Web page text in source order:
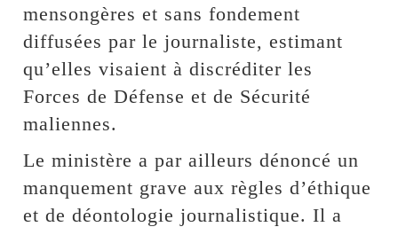
mensongères et sans fondement
diffusées par le journaliste, estimant
qu’elles visaient à discréditer les
Forces de Défense et de Sécurité
maliennes.
Le ministère a par ailleurs dénoncé un
manquement grave aux règles d’éthique
et de déontologie journalistique. Il a